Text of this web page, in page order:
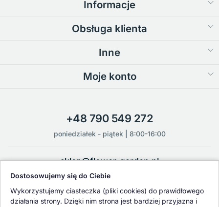
Informacje
Obsługa klienta
Inne
Moje konto
+48 790 549 272
poniedziałek - piątek | 8:00-16:00
sklep@flower-garden.pl
Oferowane przez nas rośliny i nasiona podlegają regularnej ścisłej
kontroli jakości oraz kontroli zdrowotnej przeprowadzanej przez
Dostosowujemy się do Ciebie
Wykorzystujemy ciasteczka (pliki cookies) do prawidłowego
działania strony. Dzięki nim strona jest bardziej przyjazna i